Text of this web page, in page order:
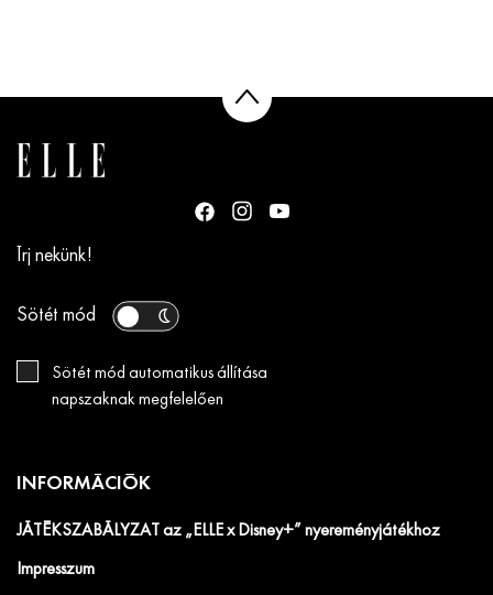
Írj nekünk!
Sötét mód
Sötét mód automatikus állítása
napszaknak megfelelően
INFORMÁCIÓK
JÁTÉKSZABÁLYZAT az „ELLE x Disney+” nyereményjátékhoz
Impresszum